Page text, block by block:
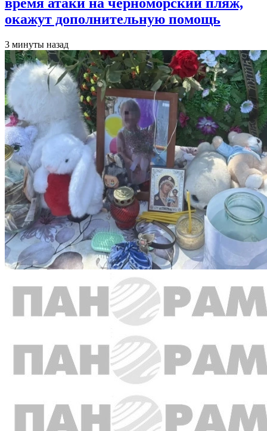
окажут дополнительную помощь
3 минуты назад